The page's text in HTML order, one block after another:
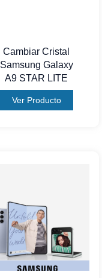
Cambiar Cristal
Samsung Galaxy
A9 STAR LITE
Ver Producto